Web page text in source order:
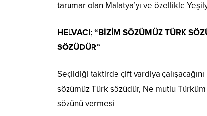
tarumar olan Malatya’yı ve özellikle
HELVACI; “BİZİM SÖZÜMÜZ TÜRK
SÖZÜDÜR”
Seçildiği taktirde çift vardiya
sözümüz Türk sözüdür, Ne mutlu
sözünü vermesi